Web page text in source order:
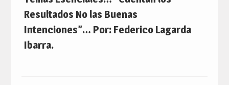
Resultados No las Buenas
Intenciones”… Por: Federico Lagarda
Ibarra.